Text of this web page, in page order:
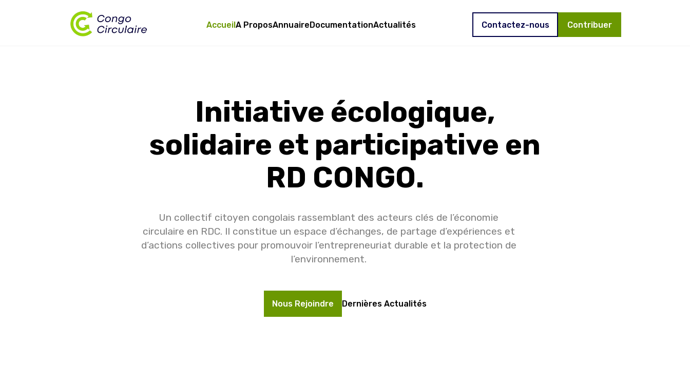
AccueilA ProposAnnuaireDocumentationActualités Contactez-nous Contribuer
Initiative écologique,
solidaire et participative en
RD CONGO.
Un collectif citoyen congolais rassemblant des acteurs clés de l’économie
circulaire en RDC. Il constitue un espace d’échanges, de partage d’expériences et
d’actions collectives pour promouvoir l’entrepreneuriat durable et la protection de
l’environnement.
Nous Rejoindre Dernières Actualités